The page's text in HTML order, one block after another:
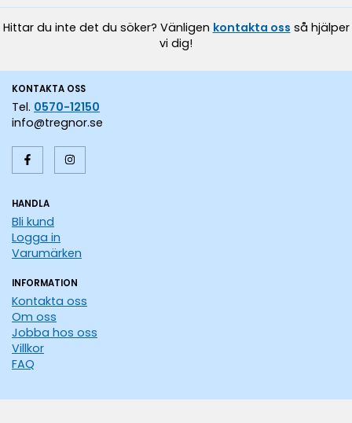
Hittar du inte det du söker? Vänligen kontakta oss så hjälper
vi dig!
KONTAKTA OSS
Tel. 0570-12150
info@tregnor.se
HANDLA
Bli kund
Logga in
Varumärken
INFORMATION
Kontakta oss
Om oss
Jobba hos oss
Villkor
FAQ